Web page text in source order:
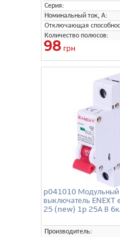
Серия:
Номинальный ток, А:
Отключающая
Количество полюсов:
98 грн
p041010 Модульный
выключатель
25 (new) 1p 25А В
Производитель: